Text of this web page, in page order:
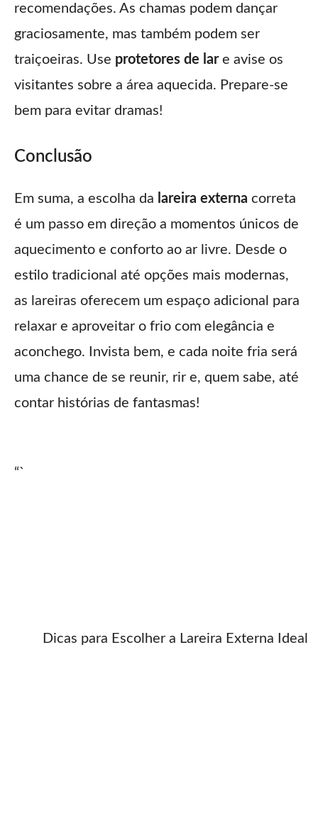
recomendações. As chamas podem dançar
graciosamente, mas também podem ser
traiçoeiras. Use protetores de lare avise os
visitantes sobre a área aquecida. Prepare-se
bem para evitar dramas!
Conclusão
Em suma, a escolha da lareira externa correta
é um passo em direção a momentos únicos de
aquecimento e conforto ao ar livre. Desde o
estilo tradicional até opções mais modernas,
as lareiras oferecem um espaço adicional para
relaxar e aproveitar o frio com elegância e
aconchego. Invista bem, e cada noite fria será
uma chance de se reunir, rir e, quem sabe, até
contar histórias de fantasmas!
“`
Dicas para Escolher a Lareira Externa Ideal